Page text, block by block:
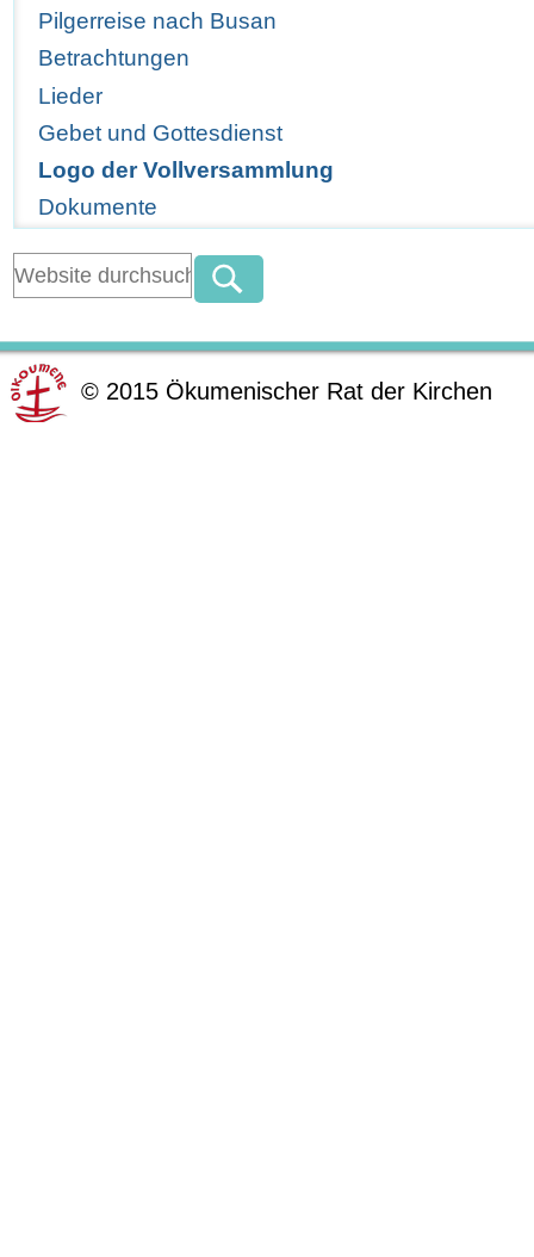
Pilgerreise nach Busan
Betrachtungen
Lieder
Gebet und Gottesdienst
Logo der Vollversammlung
Dokumente
© 2015 Ökumenischer Rat der Kirchen